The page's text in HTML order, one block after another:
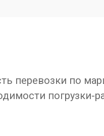
перевозки по
погрузки-